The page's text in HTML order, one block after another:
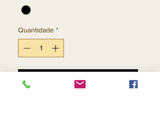
Quantidade *
Adicionar ao carrinho